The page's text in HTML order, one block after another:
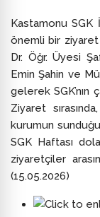
Kastamonu SGK
önemli bir
Dr. Öğr. Üyesi
Emin Şahin ve
gelerek SGK’nın
Ziyaret
kurumun sunduğu
SGK Haftası
ziyaretçiler
(15.05.2026)